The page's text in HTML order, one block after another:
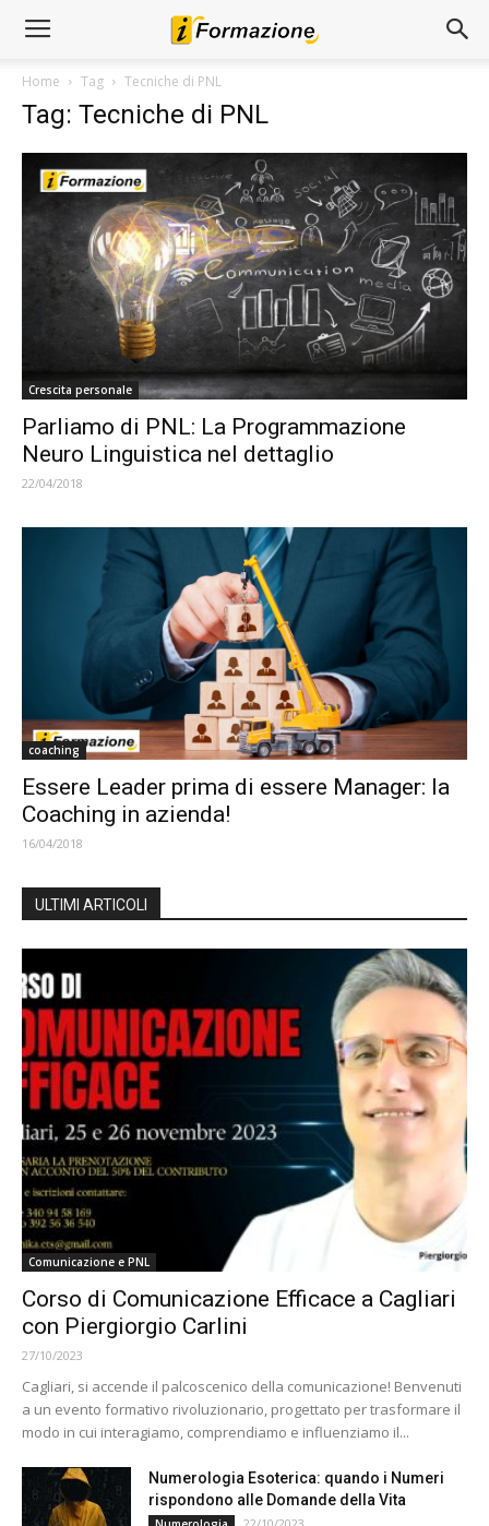
Home Tag Tecniche di PNL
Tag: Tecniche di PNL
Crescita personale
Parliamo di PNL: La Programmazione
Neuro Linguistica nel dettaglio
22/04/2018
coaching
Essere Leader prima di essere Manager: la
Coaching in azienda!
16/04/2018
ULTIMI ARTICOLI
Comunicazione e PNL
Corso di Comunicazione Efficace a Cagliari
con Piergiorgio Carlini
27/10/2023
Cagliari, si accende il palcoscenico della comunicazione! Benvenuti
a un evento formativo rivoluzionario, progettato per trasformare il
modo in cui interagiamo, comprendiamo e influenziamo il...
Numerologia Esoterica: quando i Numeri
rispondono alle Domande della Vita